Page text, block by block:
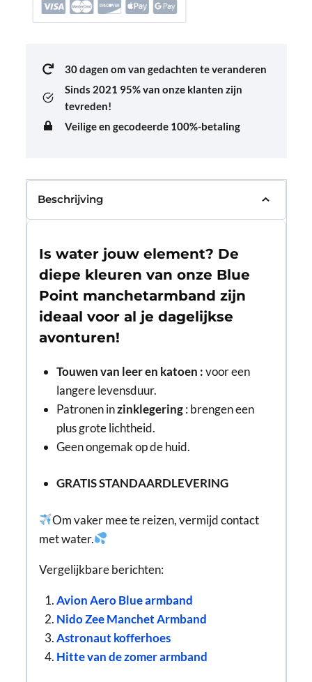
aantal
30 dagen om van gedachten te veranderen
Sinds 2021 95% van onze klanten zijn
tevreden!
Veilige en gecodeerde 100%-betaling
Beschrijving
Is water jouw element? De
diepe kleuren van onze Blue
Point manchetarmband zijn
ideaal voor al je dagelijkse
avonturen!
Touwen van leer en katoen :voor een
langere levensduur.
Patronen inzinklegering: brengen een
plusgrote lichtheid.
Geen ongemak op de huid.
GRATIS STANDAARDLEVERING
Om vaker mee te reizen, vermijd contact
met water.
Vergelijkbare berichten:
Avion Aero Blue armband
Nido Zee Manchet Armband
Astronaut kofferhoes
Hitte van de zomer armband